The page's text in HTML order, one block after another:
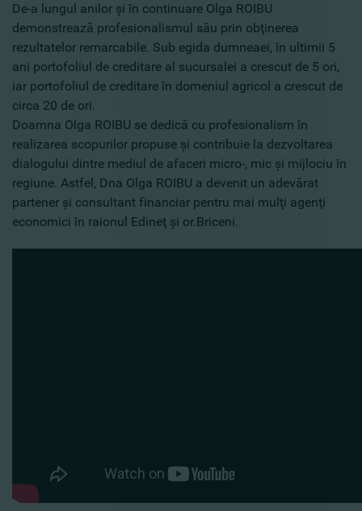
De-a lungul anilor şi în continuare Olga ROIBU
demonstrează profesionalismul său prin obţinerea
rezultatelor remarcabile. Sub egida dumneaei, în ultimii 5
ani portofoliul de creditare al sucursalei a crescut de 5 ori,
iar portofoliul de creditare în domeniul agricol a crescut de
circa 20 de ori.
Doamna Olga ROIBU se dedică cu profesionalism în
realizarea scopurilor propuse şi contribuie la dezvoltarea
dialogului dintre mediul de afaceri micro-, mic şi mijlociu în
regiune. Astfel, Dna Olga ROIBU a devenit un adevărat
partener şi consultant financiar pentru mai mulţi agenţi
economici în raionul Edineţ şi or.Briceni.